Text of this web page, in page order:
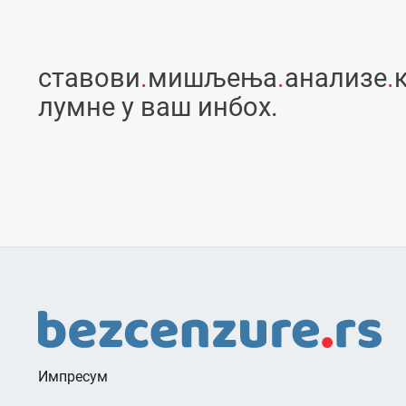
ставови.мишљења.анализе.
лумне у ваш инбоx.
Импресум